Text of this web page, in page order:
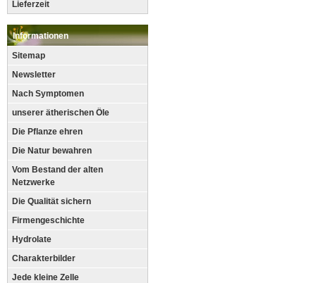
Lieferzeit
Informationen
Sitemap
Newsletter
Nach Symptomen
unserer ätherischen Öle
Die Pflanze ehren
Die Natur bewahren
Vom Bestand der alten
Netzwerke
Die Qualität sichern
Firmengeschichte
Hydrolate
Charakterbilder
Jede kleine Zelle